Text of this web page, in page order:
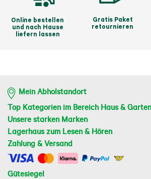
Online bestellen
und nach Hause
liefern lassen
Gratis Paket
retournieren
Mein Abholstandort
Top Kategorien im Bereich Haus & Garten
Unsere starken Marken
Lagerhaus zum Lesen & Hören
Zahlung & Versand
Gütesiegel